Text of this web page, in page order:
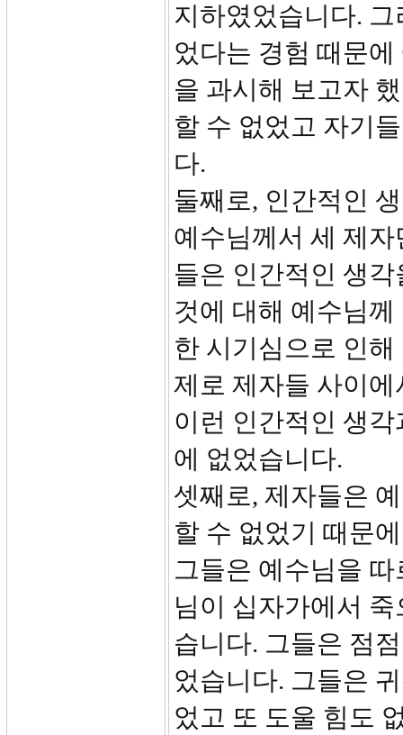
지하였었습니다.
었다는 경험 때문
을 과시해 보고자
할 수 없었고 자기
다.
둘째로, 인간적인
예수님께서 세 제
들은 인간적인 생
것에 대해 예수님
한 시기심으로 인
제로 제자들 사이에
이런 인간적인 생
에 없었습니다.
셋째로, 제자들은
할 수 없었기 때문
그들은 예수님을
님이 십자가에서
습니다. 그들은 점
었습니다. 그들은
었고 또 도울 힘도